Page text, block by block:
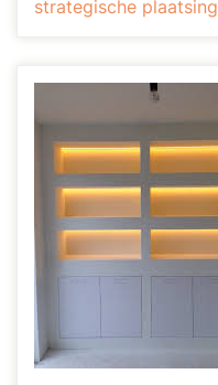
strategische plaatsing